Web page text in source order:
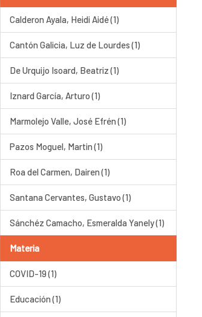
Calderon Ayala, Heidi Aidé (1)
Cantón Galicia, Luz de Lourdes (1)
De Urquijo Isoard, Beatriz (1)
Iznard García, Arturo (1)
Marmolejo Valle, José Efrén (1)
Pazos Moguel, Martin (1)
Roa del Carmen, Dairen (1)
Santana Cervantes, Gustavo (1)
Sánchéz Camacho, Esmeralda Yanely (1)
Materia
COVID-19 (1)
Educación (1)